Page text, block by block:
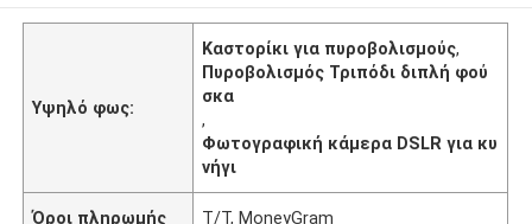
Υψηλό φως:
Καστορίκι για πυροβολισμούς,
Πυροβολισμός Τριπόδι διπλή φού
σκα
,
Φωτογραφική κάμερα DSLR για κυ
νήγι
Όροι πληρωμής T/T, MoneyGram